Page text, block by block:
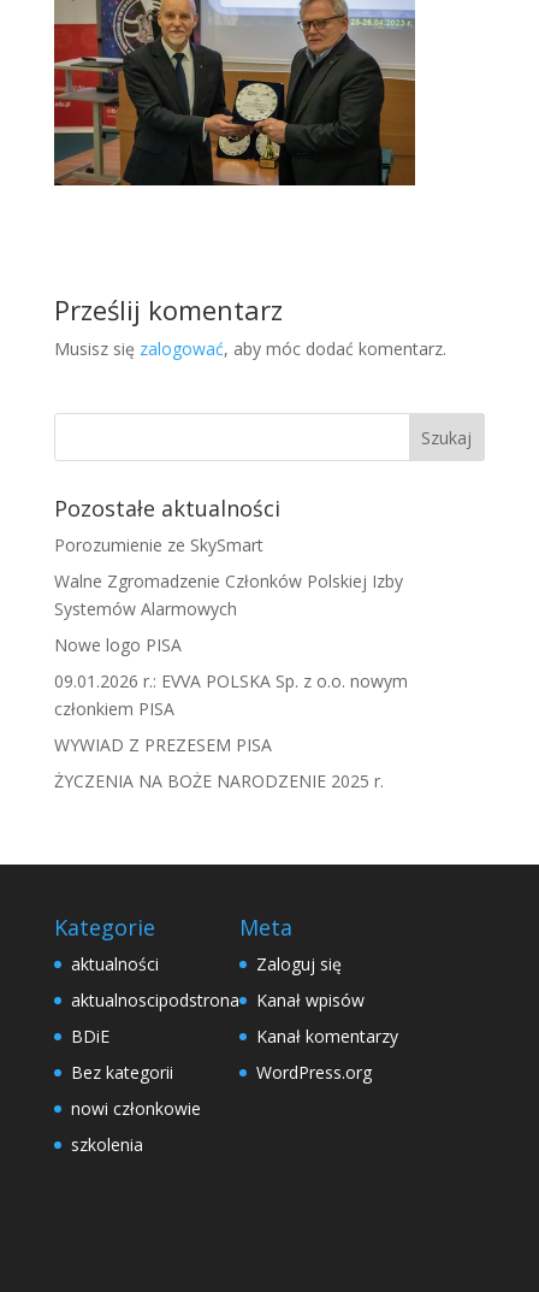
Prześlij komentarz
Musisz się zalogować, aby móc dodać komentarz.
Pozostałe aktualności
Porozumienie ze SkySmart
Walne Zgromadzenie Członków Polskiej Izby
Systemów Alarmowych
Nowe logo PISA
09.01.2026 r.: EVVA POLSKA Sp. z o.o. nowym
członkiem PISA
WYWIAD Z PREZESEM PISA
ŻYCZENIA NA BOŻE NARODZENIE 2025 r.
Kategorie
aktualności
aktualnoscipodstrona
BDiE
Bez kategorii
nowi członkowie
szkolenia
Meta
Zaloguj się
Kanał wpisów
Kanał komentarzy
WordPress.org